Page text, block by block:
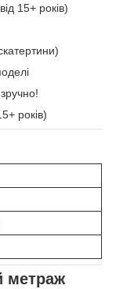
15+ років)
років)
метраж